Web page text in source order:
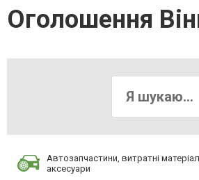
Оголошення
Автозапчастини, витратні
аксесуари